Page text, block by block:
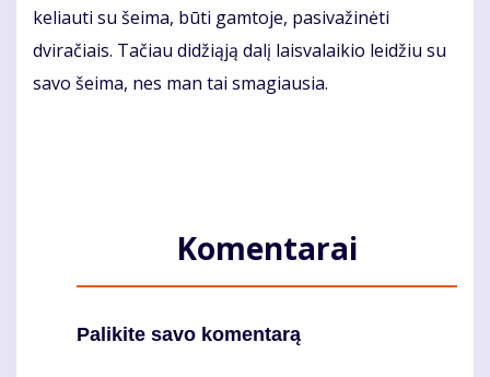
keliauti su šeima, būti gamtoje, pasivažinėti
dviračiais. Tačiau didžiąją dalį laisvalaikio leidžiu su
savo šeima, nes man tai smagiausia.
Komentarai
Palikite savo komentarą